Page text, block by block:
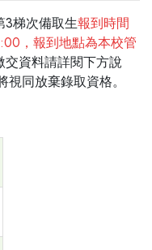
3梯次備取生報到時間
，報到地點為本校管
交資料請詳閱下方說
同放棄錄取資格。